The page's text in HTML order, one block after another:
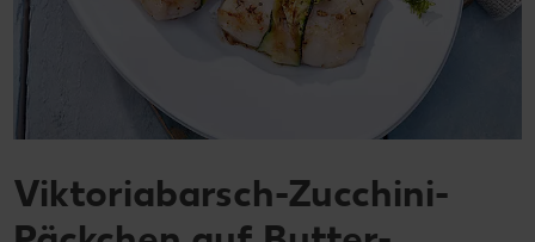
Viktoriabarsch-Zucchini-